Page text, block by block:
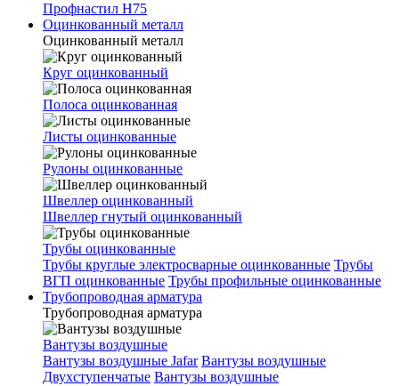
Профнастил Н75
Оцинкованный металл
Оцинкованный металл
Круг оцинкованный
Полоса оцинкованная
Листы оцинкованные
Рулоны оцинкованные
Швеллер оцинкованный
Швеллер гнутый оцинкованный
Трубы оцинкованные
Трубы круглые электросварные оцинкованные Трубы
ВГП оцинкованные Трубы профильные оцинкованные
Трубопроводная арматура
Трубопроводная арматура
Вантузы воздушные
Вантузы воздушные Jafar Вантузы воздушные
Двухступенчатые Вантузы воздушные